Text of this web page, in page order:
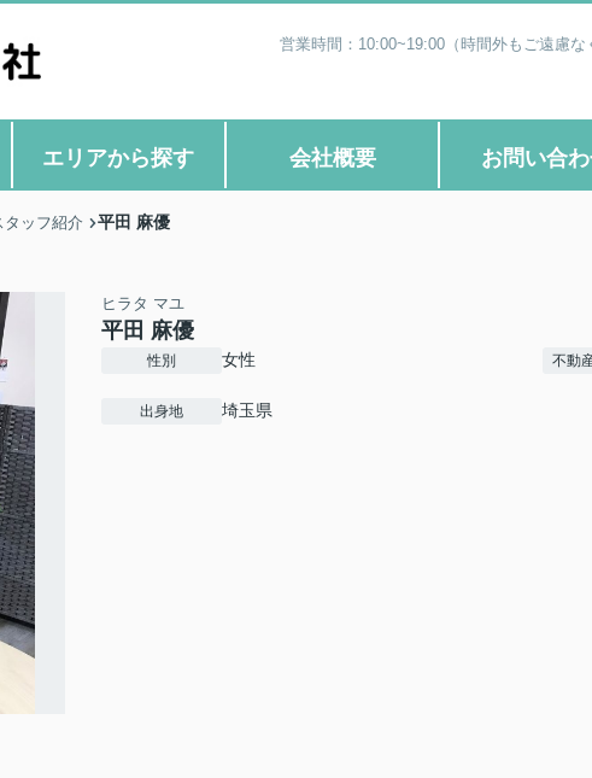
営業時間：10:00~19:00（時間外もご遠慮
エリアから探す 会社概要 お問い合
タッフ紹介 平田 麻優
ヒラタ マユ
平田 麻優
性別 女性 不動
出身地 埼玉県